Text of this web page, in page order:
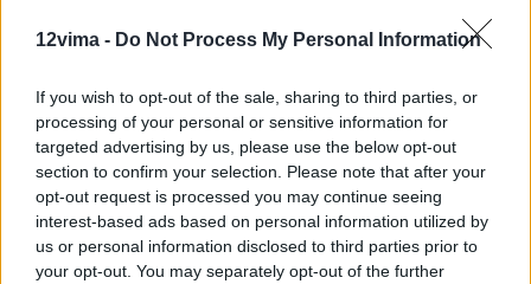
12vima - Do Not Process My Personal Information
If you wish to opt-out of the sale, sharing to third parties, or
processing of your personal or sensitive information for
targeted advertising by us, please use the below opt-out
section to confirm your selection. Please note that after your
opt-out request is processed you may continue seeing
interest-based ads based on personal information utilized by
us or personal information disclosed to third parties prior to
your opt-out. You may separately opt-out of the further